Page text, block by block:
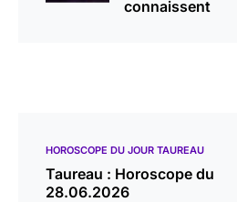
connaissent
HOROSCOPE DU JOUR TAUREAU
Taureau : Horoscope du
28.06.2026